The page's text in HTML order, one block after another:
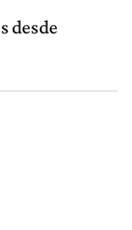
desde